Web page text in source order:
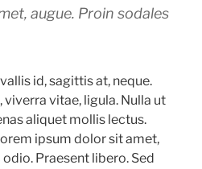
augue. Proin sodales
id, sagittis at, neque.
vitae, ligula. Nulla ut
aliquet mollis lectus.
ipsum dolor sit amet,
Praesent libero. Sed